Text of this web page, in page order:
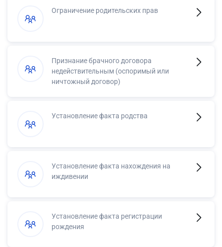
Ограничение родительских прав
Признание брачного договора
недействительным (оспоримый или
ничтожный договор)
Установление факта родства
Установление факта нахождения на
иждивении
Установление факта регистрации
рождения